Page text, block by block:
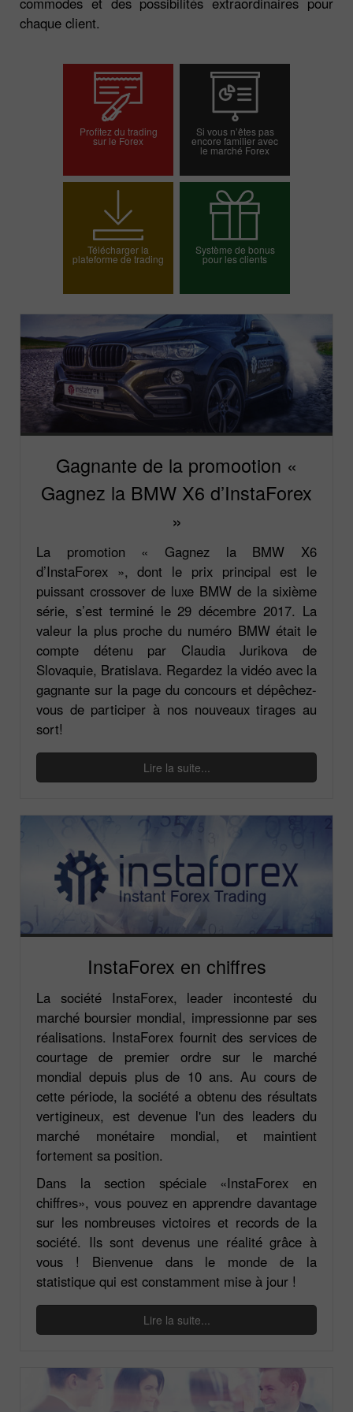
chaque client.
Profitez du trading
sur le Forex
Si vous n’êtes pas
encore familier avec
le marché Forex
Ouvrir un compte
démo
Télécharger la
plateforme de trading
Système de bonus
pour les clients
Choisissez votre
bonus
Gagnante de la promootion «
Gagnez la BMW X6 d’InstaForex
»
La promotion « Gagnez la BMW X6
d’InstaForex », dont le prix principal est le
puissant crossover de luxe BMW de la sixième
série, s’est terminé le 29 décembre 2017. La
valeur la plus proche du numéro BMW était le
compte détenu par Claudia Jurikova de
Slovaquie, Bratislava. Regardez la vidéo avec la
gagnante sur la page du concours et dépêchez-
vous de participer à nos nouveaux tirages au
sort!
Lire la suite...
InstaForex en chiffres
La société InstaForex, leader incontesté du
marché boursier mondial, impressionne par ses
réalisations. InstaForex fournit des services de
courtage de premier ordre sur le marché
mondial depuis plus de 10 ans. Au cours de
cette période, la société a obtenu des résultats
vertigineux, est devenue l'un des leaders du
marché monétaire mondial, et maintient
fortement sa position.
Dans la section spéciale «InstaForex en
chiffres», vous pouvez en apprendre davantage
sur les nombreuses victoires et records de la
société. Ils sont devenus une réalité grâce à
vous ! Bienvenue dans le monde de la
statistique qui est constamment mise à jour !
Lire la suite...